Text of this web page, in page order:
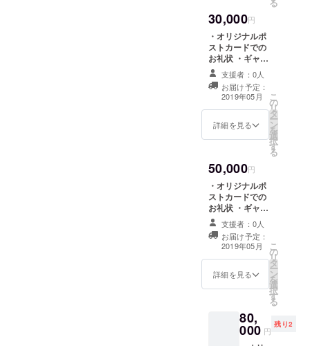
ズ3種類(ご支援
の際に、ご希望
のいずれかを備
考欄にご記入く
ださい ※ギャラ
リー、貸しス
ペース利用の場
合はプロジェク
ト成立後にメー
ルにて利用日時
をお知らせくだ
さい。 ※浴衣レ
合は、プロジェ
クト成立後にカ
タログをお送り
しますのでメー
ルにてご希望の
浴衣と利用日時
をご指定くださ
い。
る
30,000円
・オリジナルポ
ストカードでの
お礼状 ・ギャラ
リー2面5日間利
用または貸しス
ペース利用1日8
時間×2回(ご支援
の際に、ご希望
のいずれかを備
ださい) ・浴衣レ
たはギャラ
リー、貸しス
ペース、浴衣レ
ンタル利用の代
わりにオリジナ
ルグッズセット
(ご支援の際に、
ご希望のいずれ
かを備考欄にご
記入ください) ※
浴衣レンタル、
施設利用の場合
成立後にカタロ
グをお送りしま
すのでメールに
支援者：0人
お届け予定：
2019年05月
詳細を見る
こ
の
リ
タ
ー
ン
を
選
択
す
る
50,000円
・オリジナルポ
ストカードでの
お礼状 ・ギャラ
リーでの個展＋
浴衣レンタル2回
券または浴衣レ
ンタル10回券 若
しくはオリジナ
ルグッズ2セット
の3通りの中から
かを備考欄にご
記入ください ※
支援者：0人
お届け予定：
2019年05月
詳細を見る
こ
の
リ
タ
ー
ン
を
選
択
す
る
80,
000 円
残り2